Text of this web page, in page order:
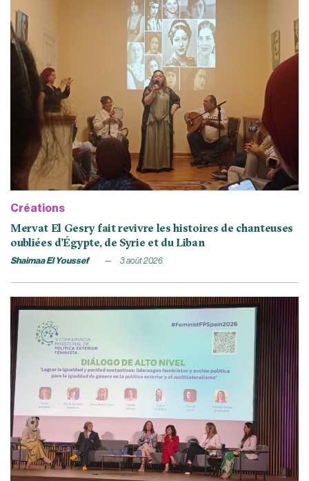
Créations
Mervat El Gesry fait revivre les histoires de chanteuses
oubliées d’Égypte, de Syrie et du Liban
Shaimaa El Youssef 3 août 2026